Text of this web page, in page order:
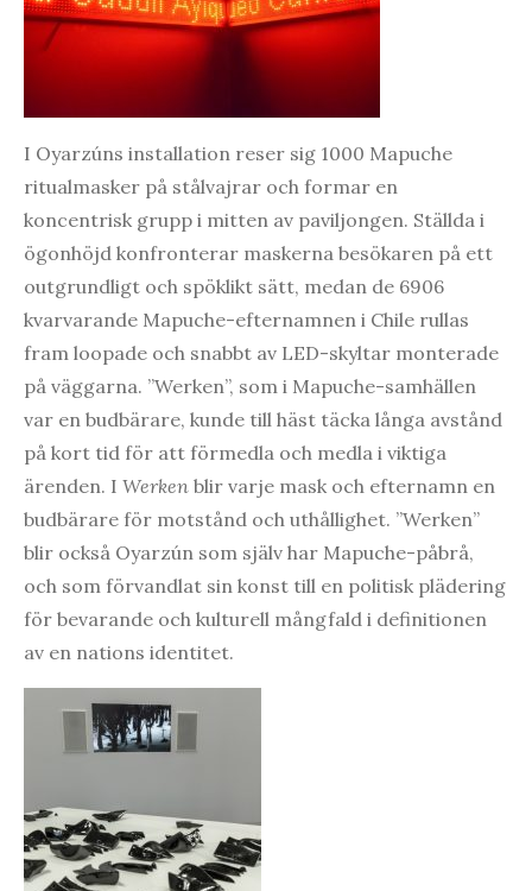
I Oyarzúns installation reser sig 1000 Mapuche
ritualmasker på stålvajrar och formar en
koncentrisk grupp i mitten av paviljongen. Ställda i
ögonhöjd konfronterar maskerna besökaren på ett
outgrundligt och spöklikt sätt, medan de 6906
kvarvarande Mapuche-efternamnen i Chile rullas
fram loopade och snabbt av LED-skyltar monterade
på väggarna. ”Werken”, som i Mapuche-samhällen
var en budbärare, kunde till häst täcka långa avstånd
på kort tid för att förmedla och medla i viktiga
ärenden. I Werken blir varje mask och efternamn en
budbärare för motstånd och uthållighet. ”Werken”
blir också Oyarzún som själv har Mapuche-påbrå,
och som förvandlat sin konst till en politisk plädering
för bevarande och kulturell mångfald i definitionen
av en nations identitet.